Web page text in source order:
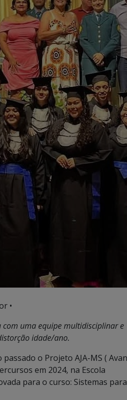
•
com uma equipe multidisciplinar e
idade/ano.
o Projeto AJA-MS (
em 2024, na Escola
para o curso: Sistemas para